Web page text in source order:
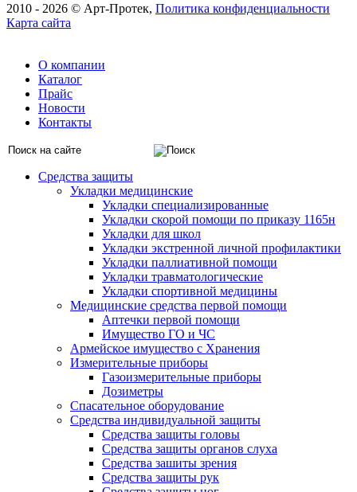
2010 - 2026 © Арт-Протек, Политика конфиденциальности
Карта сайта
О компании
Каталог
Прайс
Новости
Контакты
Средства защиты
Укладки медицинские
Укладки специализированные
Укладки скорой помощи по приказу 1165н
Укладки для школ
Укладки экстренной личной профилактики
Укладки паллиативной помощи
Укладки травматологические
Укладки спортивной медицины
Медицинские средства первой помощи
Аптечки первой помощи
Имущество ГО и ЧС
Армейское имущество с Хранения
Измерительные приборы
Газоизмерительные приборы
Дозиметры
Спасательное оборудование
Средства индивидуальной защиты
Средства защиты головы
Средства защиты органов слуха
Средства зашиты зрения
Средства защиты рук